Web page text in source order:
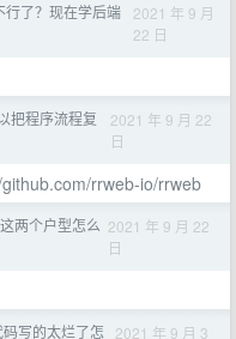
行了？现在学后端
2021 年 9 月
22 日
把程序流程复
2021 年 9 月 22
日
rrweb-io/rrweb
两个户型怎么 2021 年 9 月 22
日
码写的太烂了怎
2021 年 9 月 3